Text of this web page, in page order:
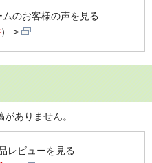
のお客様の声を見る
）
ありません。
レビューを見る